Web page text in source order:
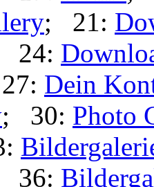
17: Home;
; 21:
; 24:
Dein
; 30:Photo